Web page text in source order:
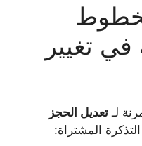
تغيير
لـ تعديل الحجز
المشتراة: